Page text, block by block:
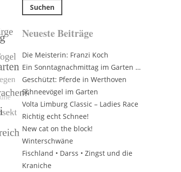
Neueste Beiträge
Die Meisterin: Franzi Koch
Ein Sonntagnachmittag im Garten …
Geschützt: Pferde in Werthoven
Schneevögel im Garten
Volta Limburg Classic – Ladies Race
Richtig echt Schnee!
New cat on the block!
Winterschwäne
Fischland • Darss • Zingst und die
Kraniche